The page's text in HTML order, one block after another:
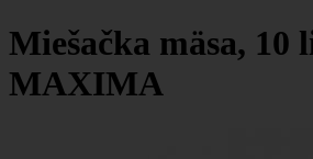
Miešačka mäsa, 10
MAXIMA